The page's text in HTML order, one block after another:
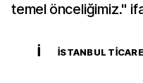
temel önceliğimiz."
İ İSTANBUL